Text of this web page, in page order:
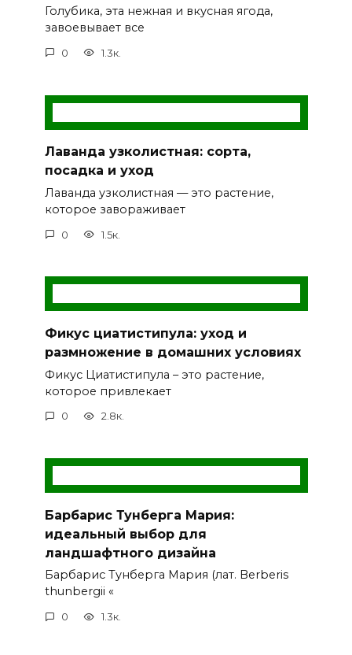
Голубика, эта нежная и вкусная ягода,
завоевывает все
0 1.3к.
Лаванда узколистная: сорта,
посадка и уход
Лаванда узколистная — это растение,
которое завораживает
0 1.5к.
Фикус циатистипула: уход и
размножение в домашних условиях
Фикус Циатистипула – это растение,
которое привлекает
0 2.8к.
Барбарис Тунберга Мария:
идеальный выбор для
ландшафтного дизайна
Барбарис Тунберга Мария (лат. Berberis
thunbergii «
0 1.3к.